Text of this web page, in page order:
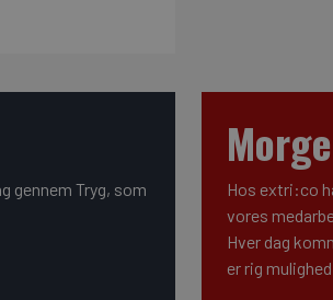
gennem Tryg, som
Hos extri:co
vores
Hver dag
er rig